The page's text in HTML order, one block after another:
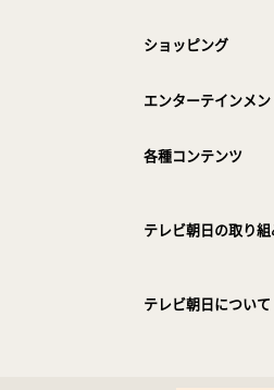
ショッピング
エンターテインメン
各種コンテンツ
テレビ朝日の取り
テレビ朝日について